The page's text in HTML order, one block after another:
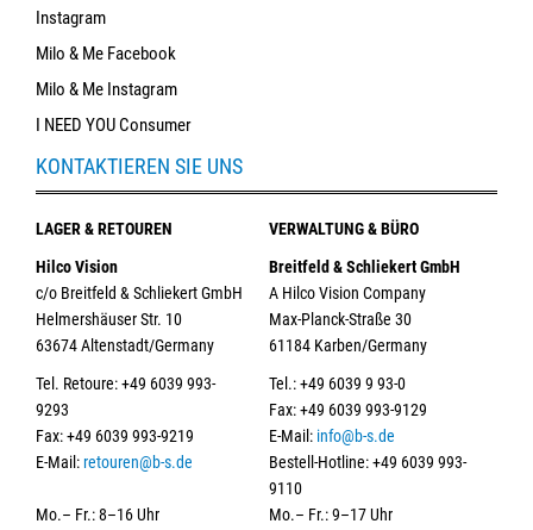
Instagram
Milo & Me Facebook
Milo & Me Instagram
I NEED YOU Consumer
KONTAKTIEREN SIE UNS
LAGER & RETOUREN
Hilco Vision
c/o Breitfeld & Schliekert GmbH
Helmershäuser Str. 10
63674 Altenstadt/Germany
Tel. Retoure: +49 6039 993-
9293
Fax: +49 6039 993-9219
E-Mail:retouren@b-s.de
Mo.– Fr.: 8–16 Uhr
VERWALTUNG & BÜRO
Breitfeld & Schliekert GmbH
A Hilco Vision Company
Max-Planck-Straße 30
61184 Karben/Germany
Tel.: +49 6039 9 93-0
Fax: +49 6039 993-9129
E-Mail: info@b-s.de
Bestell-Hotline: +49 6039 993-
9110
Mo.– Fr.: 9–17 Uhr